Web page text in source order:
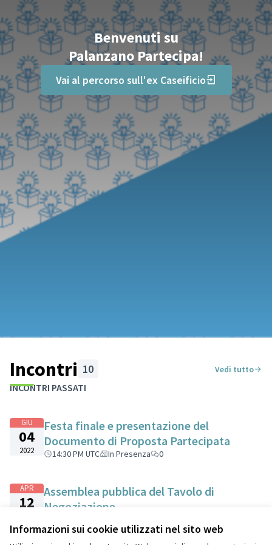
Informazioni sui cookie utilizzati nel sito web
Benvenuti su
Palanzano Partecipa!
Vai al percorso sull'ex Caseificio
Incontri 10 Vedi tutto
INCONTRI PASSATI
GIU
04
2022
Festa finale e presentazione del
Documento di Proposta Partecipata
14:30 PM UTC In Presenza 0
APR
12
Assemblea pubblica del Tavolo di
Negoziazione